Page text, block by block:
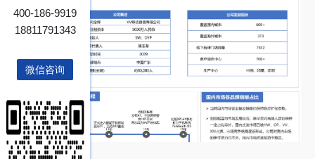
400-186-9919
18811791343
微信咨询